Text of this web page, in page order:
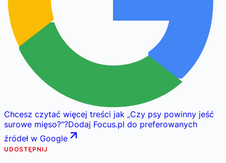
Chcesz czytać więcej treści jak „Czy psy powinny jeść
surowe mięso?"?Dodaj Focus.pl do preferowanych
źródeł w Google
UDOSTĘPNIJ